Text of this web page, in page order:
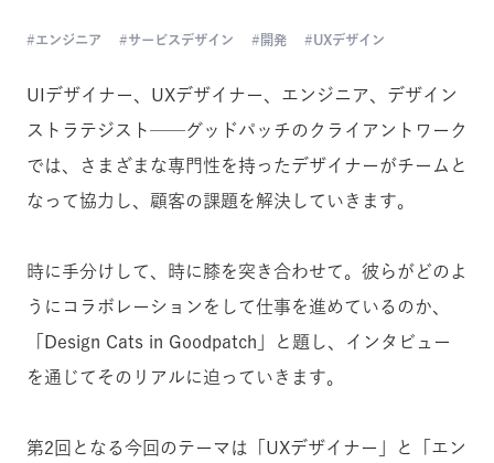
エンジニア サービスデザイン 開発 UXデザイン
UIデザイナー、UXデザイナー、エンジニア、デザイン
ストラテジスト──グッドパッチのクライアントワーク
では、さまざまな専門性を持ったデザイナーがチームと
なって協力し、顧客の課題を解決していきます。
時に手分けして、時に膝を突き合わせて。彼らがどのよ
うにコラボレーションをして仕事を進めているのか、
「Design Cats in Goodpatch」と題し、インタビュー
を通じてそのリアルに迫っていきます。
第2回となる今回のテーマは「UXデザイナー」と「エン